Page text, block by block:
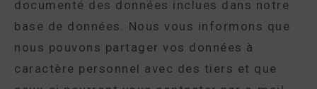
documenté des données inclues dans notre
base de données. Nous vous informons que
nous pouvons partager vos données à
caractère personnel avec des tiers et que